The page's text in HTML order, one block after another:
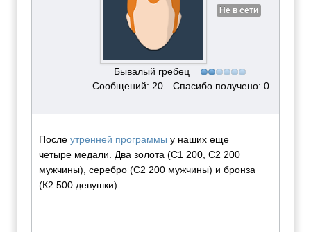
Не в сети
Бывалый гребец
Сообщений: 20
Спасибо получено: 0
После утренней программы у наших еще
четыре медали. Два золота (С1 200, С2 200
мужчины), серебро (С2 200 мужчины) и бронза
(К2 500 девушки).